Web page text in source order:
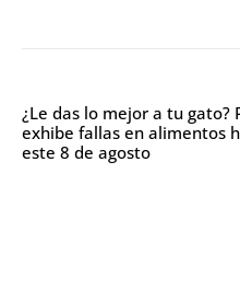
¿Le das lo mejor a tu gato?
exhibe fallas en alimentos
este 8 de agosto